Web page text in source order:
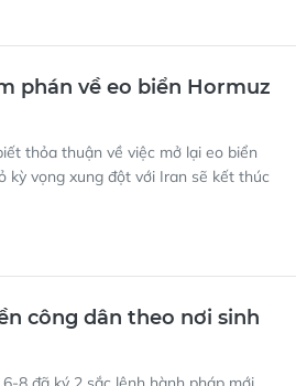
phán về eo biển Hormuz
thỏa thuận về việc mở lại eo biển
kỳ vọng xung đột với Iran sẽ kết thúc
công dân theo nơi sinh